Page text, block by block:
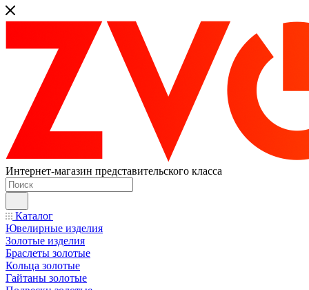
Интернет-магазин представительского класса
Каталог
Ювелирные изделия
Золотые изделия
Браслеты золотые
Кольца золотые
Гайтаны золотые